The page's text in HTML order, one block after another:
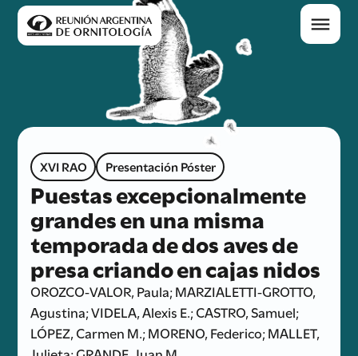
XVI RAO Presentación Póster
Puestas excepcionalmente
grandes en una misma
temporada de dos aves de
presa criando en cajas nidos
OROZCO-VALOR, Paula; MARZIALETTI-GROTTO,
Agustina; VIDELA, Alexis E.; CASTRO, Samuel;
LÓPEZ, Carmen M.; MORENO, Federico; MALLET,